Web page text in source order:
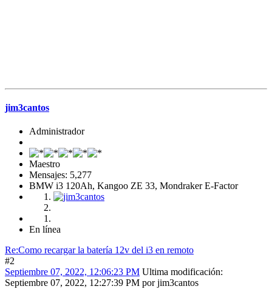
jim3cantos
Administrador
Maestro
Mensajes: 5,277
BMW i3 120Ah, Kangoo ZE 33, Mondraker E-Factor
En línea
Re:Como recargar la batería 12v del i3 en remoto
#2
Septiembre 07, 2022, 12:06:23 PM Ultima modificación:
Septiembre 07, 2022, 12:27:39 PM por jim3cantos